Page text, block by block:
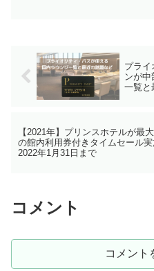
プライ
ンが中
一覧と
【2021年】プリンスホテルが最
の館内利用券付きタイムセール実
2022年1月31日まで
コメント
コメント